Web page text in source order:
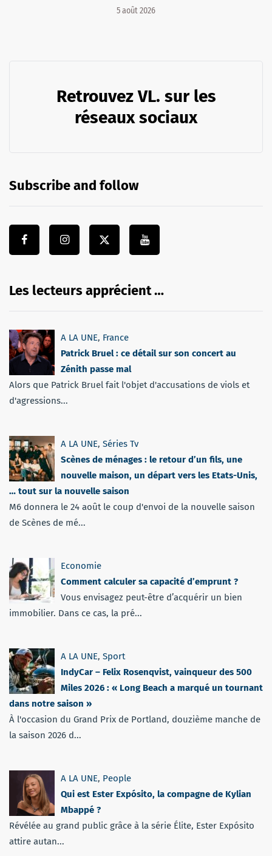
5 août 2026
Retrouvez VL. sur les
réseaux sociaux
Subscribe and follow
Les lecteurs apprécient …
A LA UNE, France
Patrick Bruel : ce détail sur son concert au
Zénith passe mal
Alors que Patrick Bruel fait l'objet d'accusations de viols et
d'agressions...
A LA UNE, Séries Tv
Scènes de ménages : le retour d’un fils, une
nouvelle maison, un départ vers les Etats-Unis,
… tout sur la nouvelle saison
M6 donnera le 24 août le coup d'envoi de la nouvelle saison
de Scènes de mé...
Economie
Comment calculer sa capacité d’emprunt ?
Vous envisagez peut-être d’acquérir un bien
immobilier. Dans ce cas, la pré...
A LA UNE, Sport
IndyCar – Felix Rosenqvist, vainqueur des 500
Miles 2026 : « Long Beach a marqué un tournant
dans notre saison »
À l'occasion du Grand Prix de Portland, douzième manche de
la saison 2026 d...
A LA UNE, People
Qui est Ester Expósito, la compagne de Kylian
Mbappé ?
Révélée au grand public grâce à la série Élite, Ester Expósito
attire autan...